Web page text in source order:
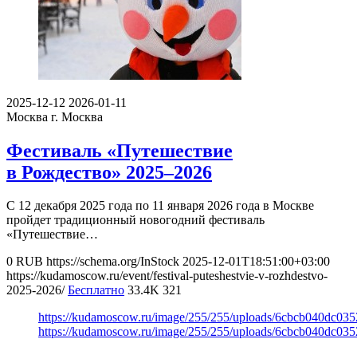
2025-12-12 2026-01-11
Москва г. Москва
Фестиваль «Путешествие
в Рождество» 2025–2026
С 12 декабря 2025 года по 11 января 2026 года в Москве
пройдет традиционный новогодний фестиваль
«Путешествие…
0 RUB https://schema.org/InStock 2025-12-01T18:51:00+03:00
https://kudamoscow.ru/event/festival-puteshestvie-v-rozhdestvo-
2025-2026/ Бесплатно 33.4K 321
https://kudamoscow.ru/image/255/255/uploads/
https://kudamoscow.ru/image/255/255/uploads/